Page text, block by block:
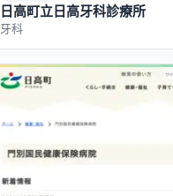
日高町立日高牙科診療所
牙科